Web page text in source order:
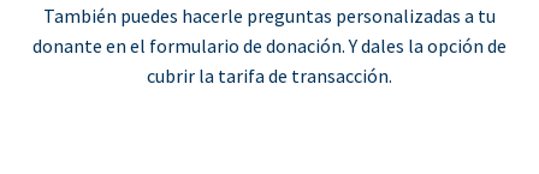
También puedes hacerle preguntas personalizadas a tu
donante en el formulario de donación. Y dales la opción de
cubrir la tarifa de transacción.